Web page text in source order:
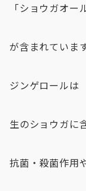
「ショウガオー
が含まれています
ジンゲロールは
生のショウガに
抗菌・殺菌作用